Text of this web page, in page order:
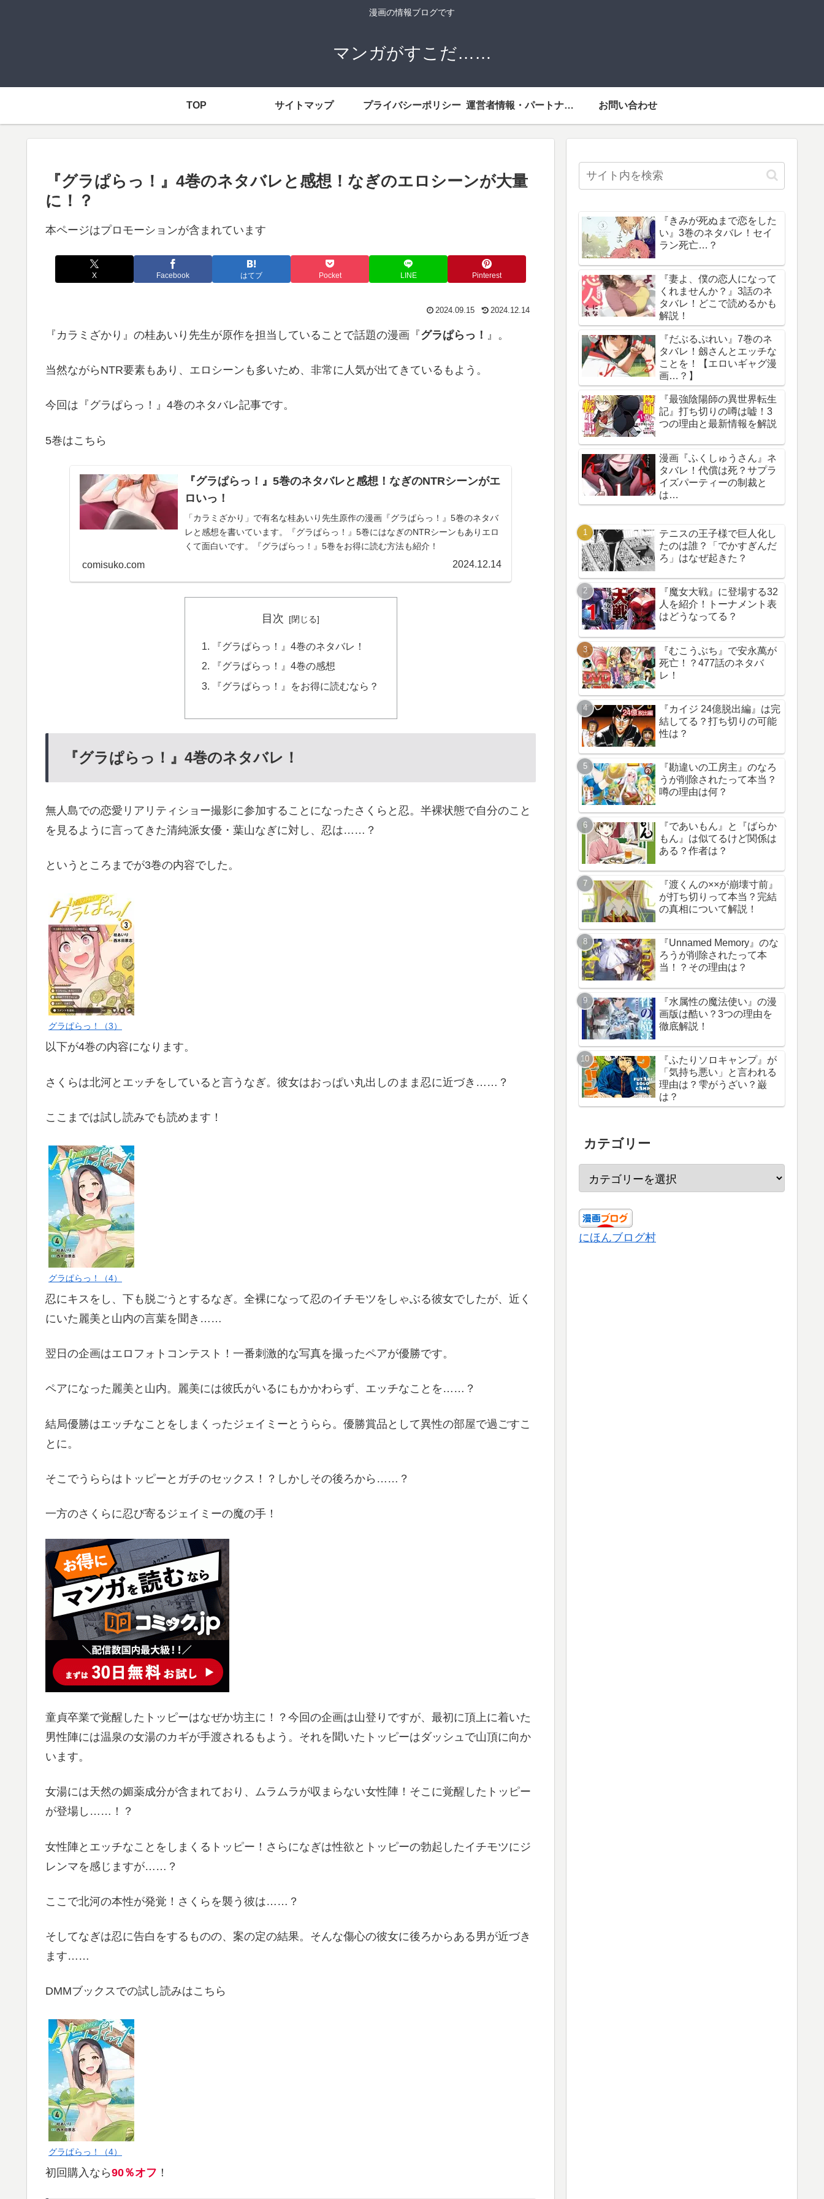
漫画の情報ブログです
マンガがすこだ……
TOP サイトマップ プライバシーポリシー 運営者情報・パートナーメディア お問い合わせ
『グラぱらっ！』4巻のネタバレと感想！なぎのエロシーンが大量
に！？
本ページはプロモーションが含まれています
X Facebook はてブ Pocket LINE Pinterest
2024.09.15 2024.12.14
『カラミざかり』の桂あいり先生が原作を担当していることで話題の漫画『グラぱらっ！ 』。
当然ながらNTR要素もあり、エロシーンも多いため、非常に人気が出てきているもよう。
今回は『グラぱらっ！』4巻のネタバレ記事です。
5巻はこちら
『グラぱらっ！』5巻のネタバレと感想！なぎのNTRシーンがエ
ロいっ！
「カラミざかり」で有名な桂あいり先生原作の漫画『グラぱらっ！』5巻のネタバ
レと感想を書いています。『グラぱらっ！』5巻にはなぎのNTRシーンもありエロ
くて面白いです。『グラぱらっ！』5巻をお得に読む方法も紹介！
comisuko.com 2024.12.14
目次
『グラぱらっ！』4巻のネタバレ！
『グラぱらっ！』4巻の感想
『グラぱらっ！』をお得に読むなら？
『グラぱらっ！』4巻のネタバレ！
無人島での恋愛リアリティショー撮影に参加することになったさくらと忍。半裸状態で自分のこと
を見るように言ってきた清純派女優・葉山なぎに対し、忍は……？
というところまでが3巻の内容でした。
グラぱらっ！（3）
以下が4巻の内容になります。
さくらは北河とエッチをしていると言うなぎ。彼女はおっぱい丸出しのまま忍に近づき……？
ここまでは試し読みでも読めます！
グラぱらっ！（4）
忍にキスをし、下も脱ごうとするなぎ。全裸になって忍のイチモツをしゃぶる彼女でしたが、近く
にいた麗美と山内の言葉を聞き……
翌日の企画はエロフォトコンテスト！一番刺激的な写真を撮ったペアが優勝です。
ペアになった麗美と山内。麗美には彼氏がいるにもかかわらず、エッチなことを……？
結局優勝はエッチなことをしまくったジェイミーとうらら。優勝賞品として異性の部屋で過ごすこ
とに。
そこでうららはトッピーとガチのセックス！？しかしその後ろから……？
一方のさくらに忍び寄るジェイミーの魔の手！
童貞卒業で覚醒したトッピーはなぜか坊主に！？今回の企画は山登りですが、最初に頂上に着いた
男性陣には温泉の女湯のカギが手渡されるもよう。それを聞いたトッピーはダッシュで山頂に向か
います。
女湯には天然の媚薬成分が含まれており、ムラムラが収まらない女性陣！そこに覚醒したトッピー
が登場し……！？
女性陣とエッチなことをしまくるトッピー！さらになぎは性欲とトッピーの勃起したイチモツにジ
レンマを感じますが……？
ここで北河の本性が発覚！さくらを襲う彼は……？
そしてなぎは忍に告白をするものの、案の定の結果。そんな傷心の彼女に後ろからある男が近づき
ます……
DMMブックスでの試し読みはこちら
グラぱらっ！（4）
初回購入なら90％オフ ！
『きみが死ぬまで恋をした
い』3巻のネタバレ！セイ
ラン死亡…？
『妻よ、僕の恋人になって
くれませんか？』3話のネ
タバレ！どこで読めるかも
解説！
『だぶるぷれい』7巻のネ
タバレ！劔さんとエッチな
ことを！【エロいギャグ漫
画…？】
『最強陰陽師の異世界転生
記』打ち切りの噂は嘘！3
つの理由と最新情報を解説
漫画『ふくしゅうさん』ネ
タバレ！代償は死？サプラ
イズパーティーの制裁と
は…
テニスの王子様で巨人化し
たのは誰？「でかすぎんだ
ろ」はなぜ起きた？
『魔女大戦』に登場する32
人を紹介！トーナメント表
はどうなってる？
『むこうぶち』で安永萬が
死亡！？477話のネタバ
レ！
『カイジ 24億脱出編』は完
結してる？打ち切りの可能
性は？
『勘違いの工房主』のなろ
うが削除されたって本当？
噂の理由は何？
『であいもん』と『ばらか
もん』は似てるけど関係は
ある？作者は？
『渡くんの××が崩壊寸前』
が打ち切りって本当？完結
の真相について解説！
『Unnamed Memory』のな
ろうが削除されたって本
当！？その理由は？
『水属性の魔法使い』の漫
画版は酷い？3つの理由を
徹底解説！
『ふたりソロキャンプ』が
「気持ち悪い」と言われる
理由は？雫がうざい？巌
は？
カテゴリー
にほんブログ村